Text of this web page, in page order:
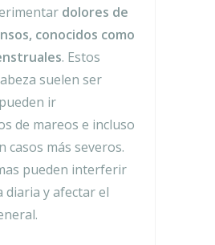
dolores de
conocidos como
. Estos
suelen ser
ir
de mareos e incluso
casos más severos.
pueden interferir
diaria y afectar el